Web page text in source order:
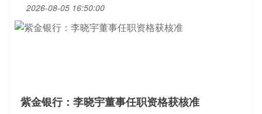
2026-08-05 16:50:00
紫金银行：李晓宇董事任职资格获核准